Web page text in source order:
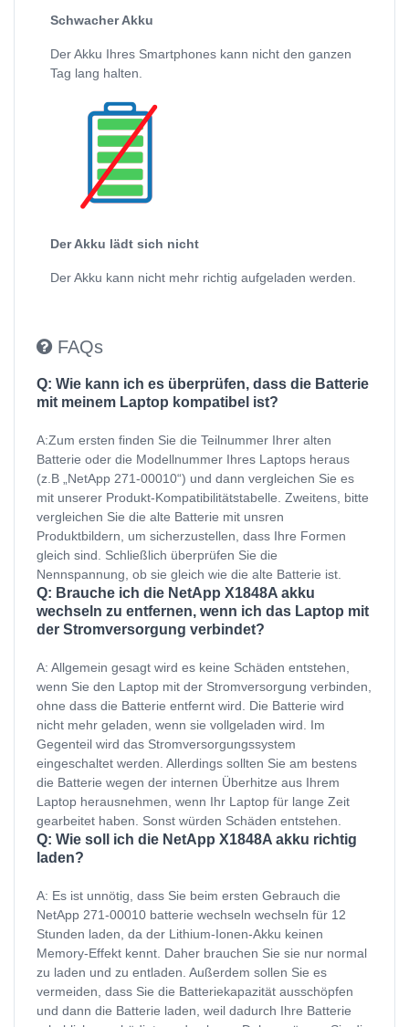
Schwacher Akku
Der Akku Ihres Smartphones kann nicht den ganzen
Tag lang halten.
Der Akku lädt sich nicht
Der Akku kann nicht mehr richtig aufgeladen werden.
FAQs
Q: Wie kann ich es überprüfen, dass die Batterie
mit meinem Laptop kompatibel ist?
A:Zum ersten finden Sie die Teilnummer Ihrer alten
Batterie oder die Modellnummer Ihres Laptops heraus
(z.B „NetApp 271-00010“) und dann vergleichen Sie es
mit unserer Produkt-Kompatibilitätstabelle. Zweitens, bitte
vergleichen Sie die alte Batterie mit unsren
Produktbildern, um sicherzustellen, dass Ihre Formen
gleich sind. Schließlich überprüfen Sie die
Nennspannung, ob sie gleich wie die alte Batterie ist.
Q: Brauche ich die NetApp X1848A akku
wechseln zu entfernen, wenn ich das Laptop mit
der Stromversorgung verbindet?
A: Allgemein gesagt wird es keine Schäden entstehen,
wenn Sie den Laptop mit der Stromversorgung verbinden,
ohne dass die Batterie entfernt wird. Die Batterie wird
nicht mehr geladen, wenn sie vollgeladen wird. Im
Gegenteil wird das Stromversorgungssystem
eingeschaltet werden. Allerdings sollten Sie am bestens
die Batterie wegen der internen Überhitze aus Ihrem
Laptop herausnehmen, wenn Ihr Laptop für lange Zeit
gearbeitet haben. Sonst würden Schäden entstehen.
Q: Wie soll ich die NetApp X1848A akku richtig
laden?
A: Es ist unnötig, dass Sie beim ersten Gebrauch die
NetApp 271-00010 batterie wechseln wechseln für 12
Stunden laden, da der Lithium-Ionen-Akku keinen
Memory-Effekt kennt. Daher brauchen Sie sie nur normal
zu laden und zu entladen. Außerdem sollen Sie es
vermeiden, dass Sie die Batteriekapazität ausschöpfen
und dann die Batterie laden, weil dadurch Ihre Batterie